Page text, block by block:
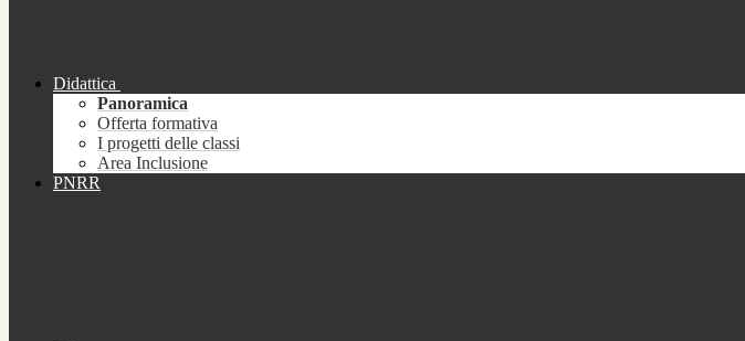
Didattica
Panoramica
Offerta formativa
I progetti delle classi
Area Inclusione
PNRR